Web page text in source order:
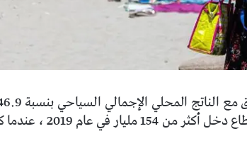
عام 2019 ، أو ما هو نفسه ، 72،5 مليار